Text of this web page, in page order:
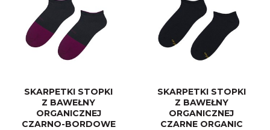
SKARPETKI STOPKI
Z BAWEŁNY
ORGANICZNEJ
CZARNO-BORDOWE
SKARPETKI STOPKI
Z BAWEŁNY
ORGANICZNEJ
CZARNE ORGANIC